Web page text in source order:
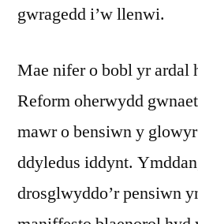
gwragedd i’w llenwi.
Mae nifer o bobl yr ardal
Reform oherwydd
mawr o bensiwn y
ddyledus iddynt.
drosglwyddo’r pensiwn